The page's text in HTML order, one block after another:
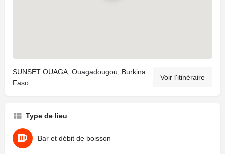
SUNSET OUAGA, Ouagadougou, Burkina
Faso
Voir l'itinéraire
Type de lieu
Bar et débit de boisson